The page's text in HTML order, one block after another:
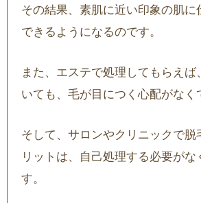
その結果、素肌に近い印象の肌に
できるようになるのです。
また、エステで処理してもらえば
いても、毛が目につく心配がなく
そして、サロンやクリニックで脱
リットは、自己処理する必要がな
す。